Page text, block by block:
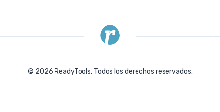
© 2026 ReadyTools. Todos los derechos reservados.